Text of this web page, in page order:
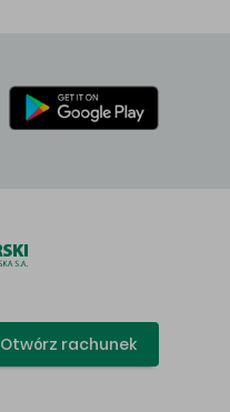
Otwórz rachunek